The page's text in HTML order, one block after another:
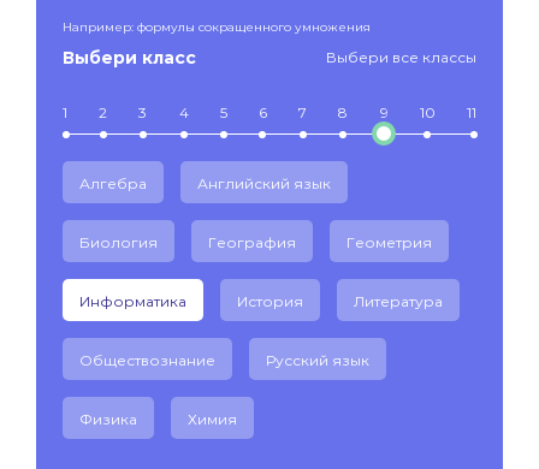
Например: формулы сокращенного умножения
Выбери класс Выбери все классы
1 2 3 4 5 6 7 8 9 10 11
Алгебра Английский язык
Биология География Геометрия
Информатика История Литература
Обществознание Русский язык
Физика Химия